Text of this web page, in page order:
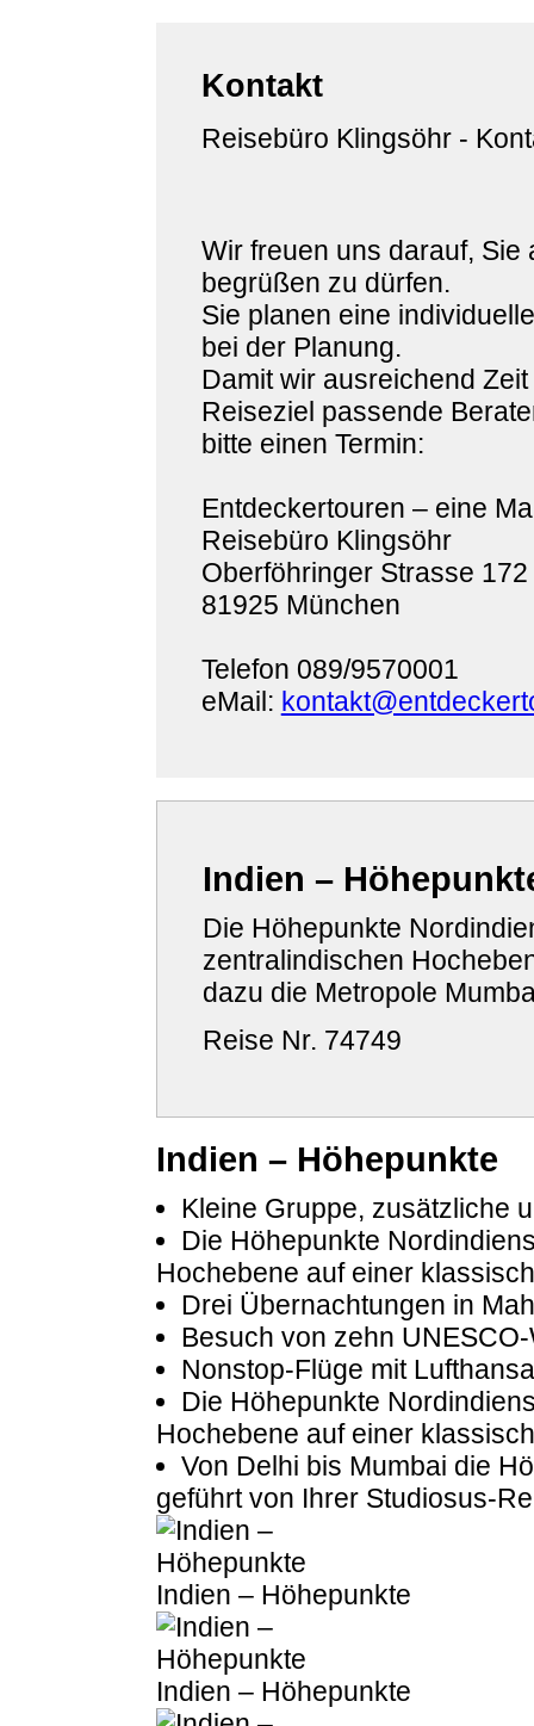
Kontakt
Reisebüro Klingsöhr -
Wir freuen uns darauf,
begrüßen zu dürfen.
Sie planen eine
bei der Planung.
Damit wir ausreichend
Reiseziel passende
bitte einen Termin:
Entdeckertouren – eine
Reisebüro Klingsöhr
Oberföhringer Strasse 172
81925 München
Telefon 089/9570001
eMail:
Indien –
Die Höhepunkte
zentralindischen
dazu die Metropole
Reise Nr. 74749
Indien – Höhepunkte
Kleine Gruppe, zusätzliche
Die Höhepunkte
Hochebene auf einer
Drei Übernachtungen in
Besuch von zehn
Nonstop-Flüge mit Lufthansa
Die Höhepunkte
Hochebene auf einer
Von Delhi bis Mumbai die
geführt von Ihrer Studiosus-
Indien – Höhepunkte
Indien – Höhepunkte